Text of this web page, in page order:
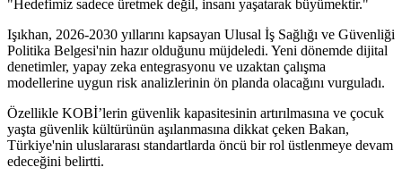
"Hedefimiz sadece üretmek değil, insanı yaşatarak büyümektir."
Işıkhan, 2026-2030 yıllarını kapsayan Ulusal İş Sağlığı ve Güvenliği
Politika Belgesi'nin hazır olduğunu müjdeledi. Yeni dönemde dijital
denetimler, yapay zeka entegrasyonu ve uzaktan çalışma
modellerine uygun risk analizlerinin ön planda olacağını vurguladı.
Özellikle KOBİ’lerin güvenlik kapasitesinin artırılmasına ve çocuk
yaşta güvenlik kültürünün aşılanmasına dikkat çeken Bakan,
Türkiye'nin uluslararası standartlarda öncü bir rol üstlenmeye devam
edeceğini belirtti.